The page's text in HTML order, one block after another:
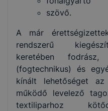
szövő.
A már
rendszerű
keretében fodrász,
(fogtechnikus) és
kínált lehetőséget
működő levelező
textiliparhoz